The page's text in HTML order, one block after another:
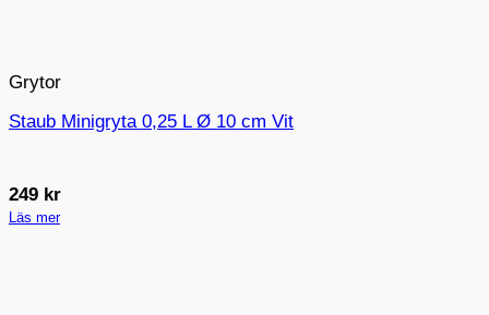
Grytor
Staub Minigryta 0,25 L Ø 10 cm Vit
249 kr
Läs mer